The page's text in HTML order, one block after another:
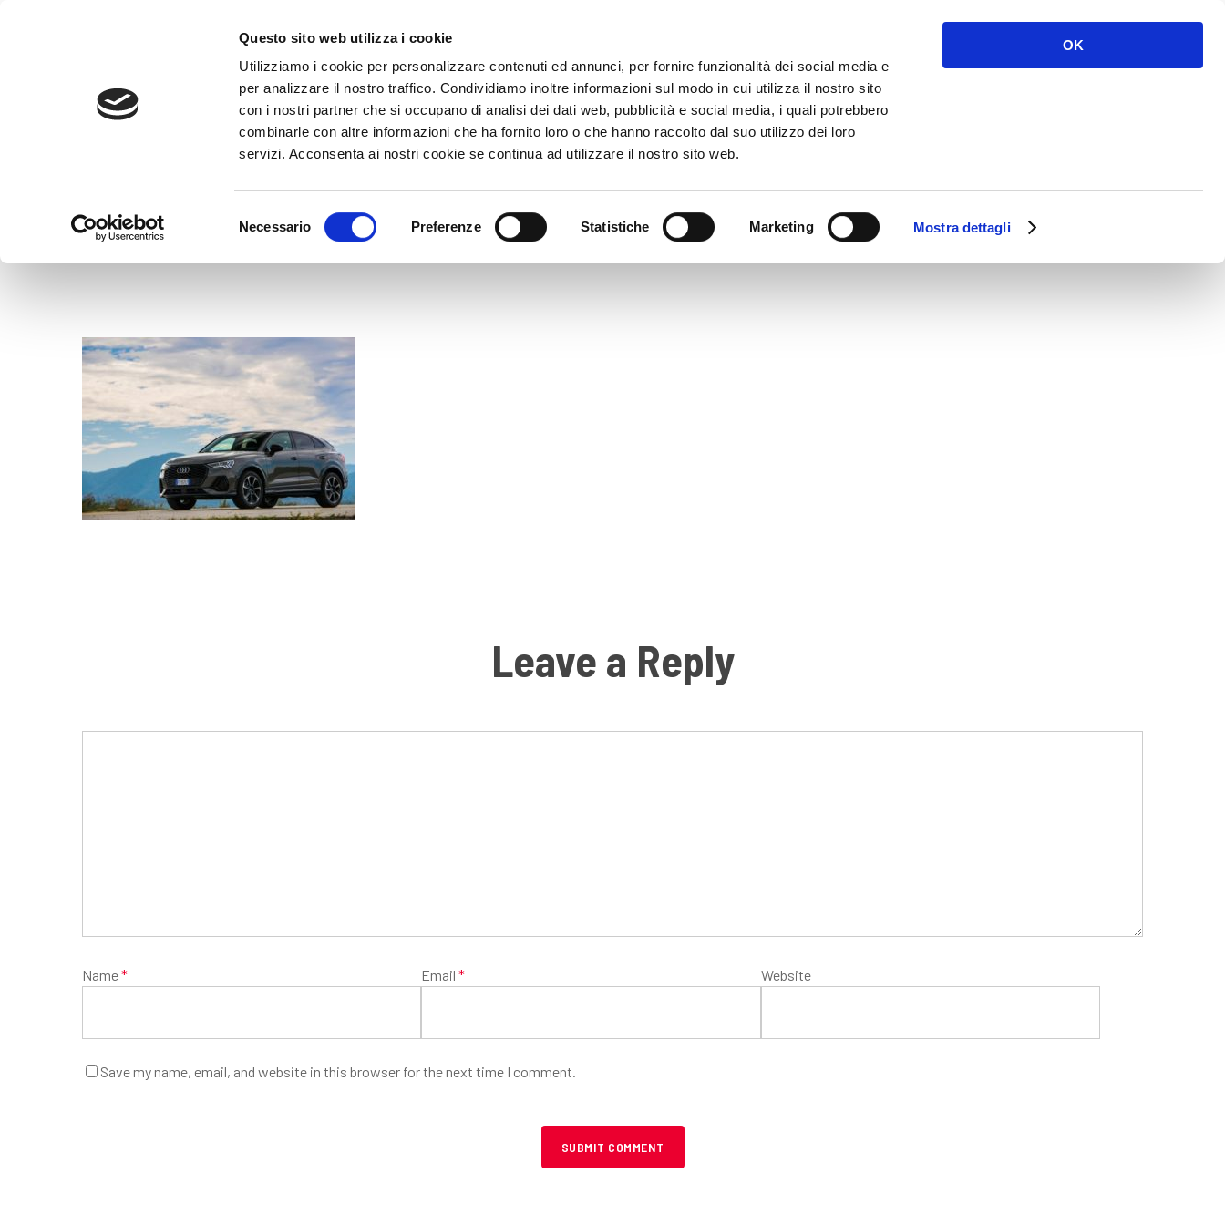
Questo sito web utilizza i cookie
Utilizziamo i cookie per personalizzare contenuti ed annunci, per fornire funzionalità dei social media e
per analizzare il nostro traffico. Condividiamo inoltre informazioni sul modo in cui utilizza il nostro sito
con i nostri partner che si occupano di analisi dei dati web, pubblicità e social media, i quali potrebbero
combinarle con altre informazioni che ha fornito loro o che hanno raccolto dal suo utilizzo dei loro
servizi. Acconsenta ai nostri cookie se continua ad utilizzare il nostro sito web.
del
Necessario Preferenze Statistiche Marketing Mostra dettagli
OK
CONTATTI
AUDI-Q3-SPORTBACK
Leave a Reply
Name* Email* Website
Save my name, email, and website in this browser for the next time I comment.